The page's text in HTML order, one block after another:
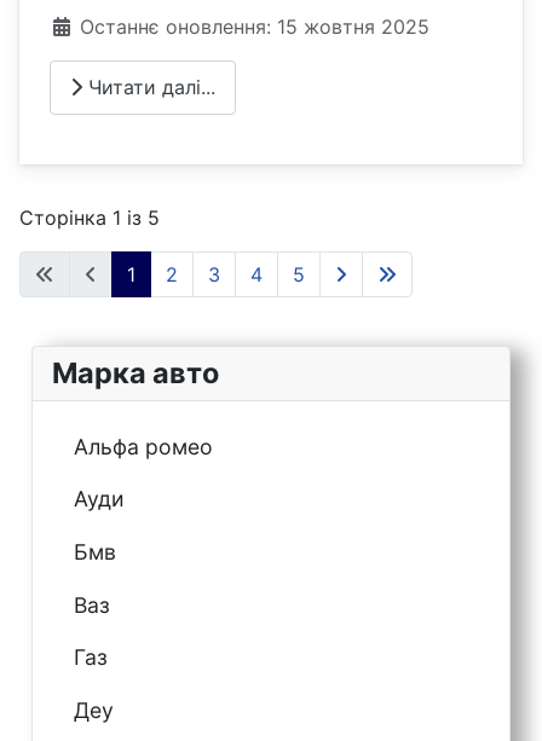
Деталі
Останнє оновлення: 15 жовтня 2025
Читати далі...
Сторінка 1 із 5
1 2 3 4 5
Марка авто
Альфа ромео
Ауди
Бмв
Ваз
Газ
Деу